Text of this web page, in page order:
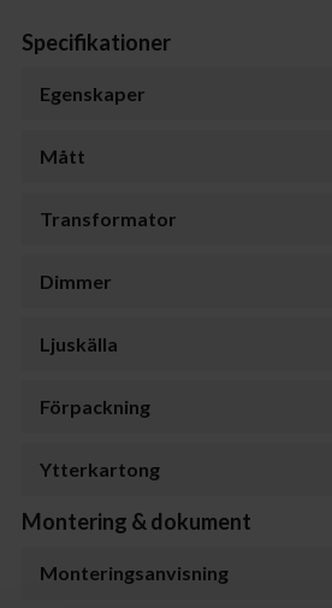
Specifikationer
Egenskaper
Mått
Transformator
Dimmer
Ljuskälla
Förpackning
Ytterkartong
Montering & dokument
Monteringsanvisning